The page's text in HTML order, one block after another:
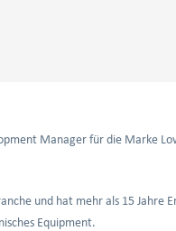
Manager für die Marke
und hat mehr als 15 Jahre
Equipment.